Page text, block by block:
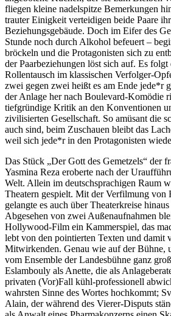
fliegen kleine nadelspitze Bemerkungen
trauter Einigkeit verteidigen beide Paare
Beziehungsgebäude. Doch im Eifer des
Stunde noch durch Alkohol befeuert –
bröckeln und die Protagonisten sich zu
der Paarbeziehungen löst sich auf. Es
Rollentausch im klassischen Verfolger-
zwei gegen zwei heißt es am Ende jede*r
der Anlage her nach Boulevard-Komödie
tiefgründige Kritik an den Konventionen
zivilisierten Gesellschaft. So amüsant die
auch sind, beim Zuschauen bleibt das
weil sich jede*r in den Protagonisten
Das Stück „Der Gott des Gemetzels“ der
Yasmina Reza eroberte nach der
Welt. Allein im deutschsprachigen Raum
Theatern gespielt. Mit der Verfilmung von
gelangte es auch über Theaterkreise
Abgesehen von zwei Außenaufnahmen
Hollywood-Film ein Kammerspiel, das
lebt von den pointierten Texten und damit
Mitwirkenden. Genau wie auf der Bühne,
vom Ensemble der Landesbühne ganz
Eslambouly als Anette, die als
privaten (Vor)Fall kühl-professionell
wahrsten Sinne des Wortes hochkommt;
Alain, der während des Vierer-Disputs